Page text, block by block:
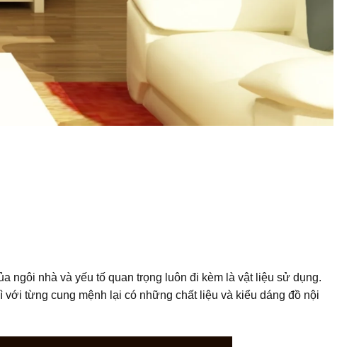
ngôi nhà và yếu tố quan trọng luôn đi kèm là vật liệu sử dụng.
từng cung mệnh lại có những chất liệu và kiểu dáng đồ nội